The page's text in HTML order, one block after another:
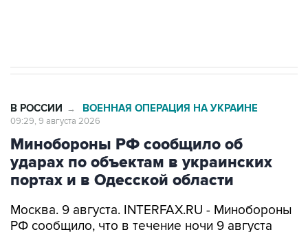
Минобороны РФ сообщило об
ударах по объектам в украинских
портах и в Одесской области
Москва. 9 августа. INTERFAX.RU - Минобороны
высокоточным оружием воздушного и